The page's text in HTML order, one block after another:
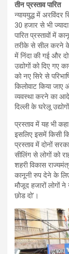
तीन प्रस्ताव पारित
न्याययुद्ध में अरविंदर
30 हजार से भी
पारित प्रस्तावों में
तरीके से सील करने के
में निंदा की गई और
उद्योगों को दिए गए
को नए सिरे से
किलोवाट किया जाए
व्यवस्था करने का
दिल्ली के घरेलू
प्रस्ताव में यह भी
इसलिए इसमें किसी
प्रस्ताव में दोनों
सीलिंग से लोगों को
शहरी विकास
कानूनी रुप देने के
मौजूद हजारों लोगों ने
छोड दो’।